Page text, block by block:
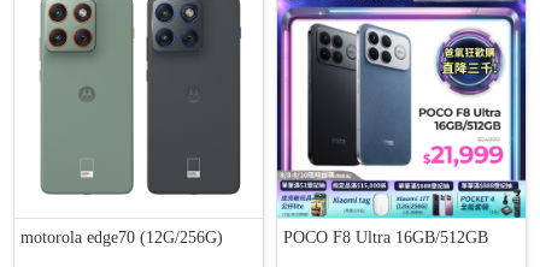
motorola edge70 (12G/256G) POCO F8 Ultra 16GB/512GB